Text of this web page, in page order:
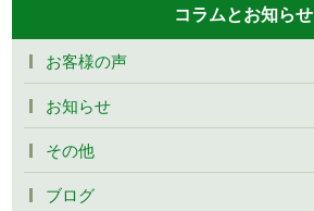
コラムとお知らせ
お客様の声
お知らせ
その他
ブログ